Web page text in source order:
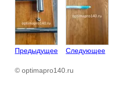
Предыдущее Следующее
© optimapro140.ru